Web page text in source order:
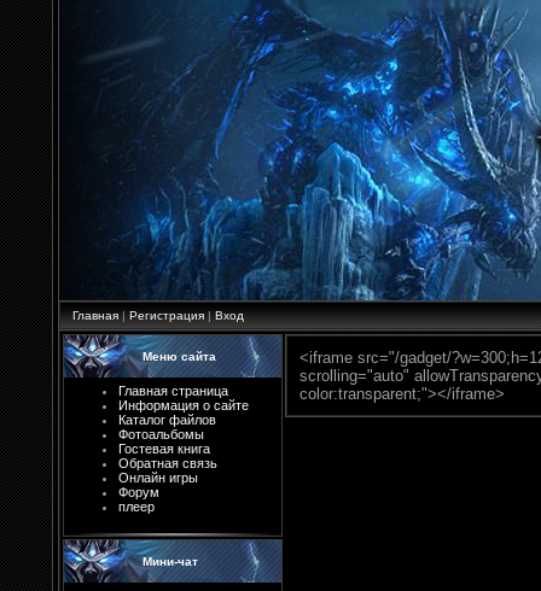
Главная|Регистрация|Вход
Меню сайта
Главная страница
Информация о сайте
Каталог файлов
Фотоальбомы
Гостевая книга
Обратная связь
Онлайн игры
Форум
плеер
Мини-чат
<iframe src="/gadget/
scrolling="auto"
color:transparent;"></iframe>